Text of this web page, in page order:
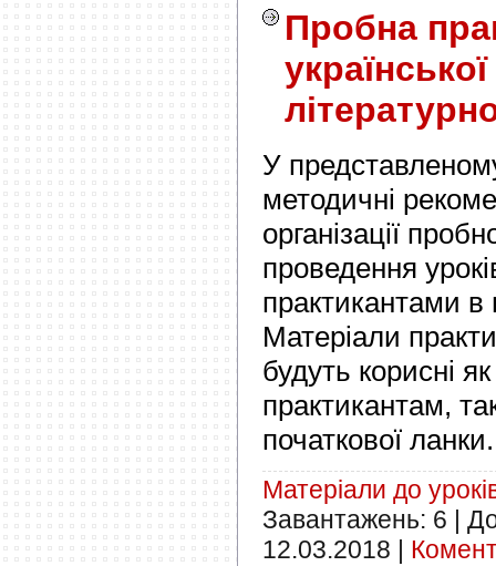
Пробна
У
методичні
організації
проведення
практикантами в
Матеріали
будуть корисні
практикантам,
початкової ланки.
Матеріали до
Завантажень: 6
12.03.2018